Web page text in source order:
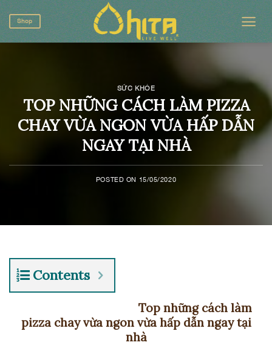
Skip
to
content
Shop
SỨC KHỎE
TOP NHỮNG CÁCH LÀM PIZZA
CHAY VỪA NGON VỪA HẤP DẪN
NGAY TẠI NHÀ
POSTED ON 15/05/2020
Contents
Top những cách làm
pizza chay vừa ngon vừa hấp dẫn ngay tại
nhà